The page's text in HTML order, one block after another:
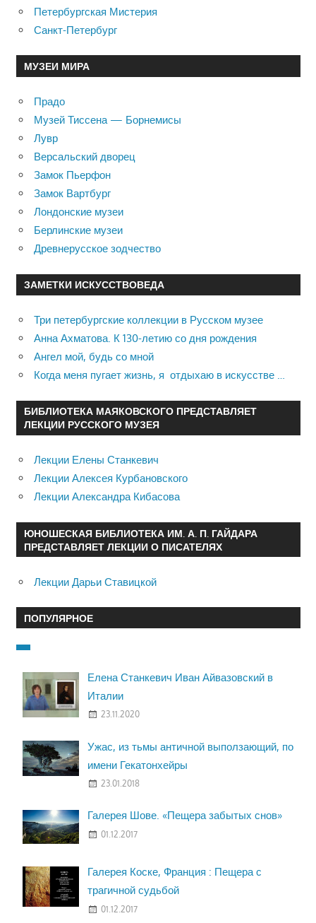
Петербургская Мистерия
Санкт-Петербург
МУЗЕИ МИРА
Прадо
Музей Тиссена — Борнемисы
Лувр
Версальский дворец
Замок Пьерфон
Замок Вартбург
Лондонские музеи
Берлинские музеи
Древнерусское зодчество
ЗАМЕТКИ ИСКУССТВОВЕДА
Три петербургские коллекции в Русском музее
Анна Ахматова. К 130-летию со дня рождения
Ангел мой, будь со мной
Когда меня пугает жизнь, я отдыхаю в искусстве …
БИБЛИОТЕКА МАЯКОВСКОГО ПРЕДСТАВЛЯЕТ
ЛЕКЦИИ РУССКОГО МУЗЕЯ
Лекции Елены Станкевич
Лекции Алексея Курбановского
Лекции Александра Кибасова
ЮНОШЕСКАЯ БИБЛИОТЕКА ИМ. А. П. ГАЙДАРА
ПРЕДСТАВЛЯЕТ ЛЕКЦИИ О ПИСАТЕЛЯХ
Лекции Дарьи Ставицкой
ПОПУЛЯРНОЕ
Елена Станкевич Иван Айвазовский в
Италии
23.11.2020
Ужас, из тьмы античной выползающий, по
имени Гекатонхейры
23.01.2018
Галерея Шове. «Пещера забытых снов»
01.12.2017
Галерея Коске, Франция : Пещера с
трагичной судьбой
01.12.2017